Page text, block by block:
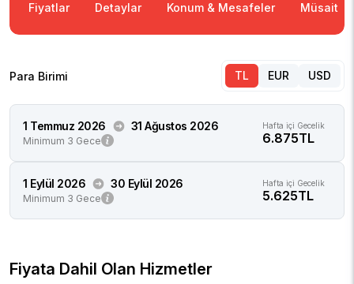
Fiyatlar Detaylar Konum & Mesafeler Müsaitlik
Para Birimi TL EUR USD
1 Temmuz 2026 31 Ağustos 2026
Minimum 3 Gece
Hafta içi Gecelik
6.875TL
1 Eylül 2026 30 Eylül 2026
Minimum 3 Gece
Hafta içi Gecelik
5.625TL
Fiyata Dahil Olan Hizmetler